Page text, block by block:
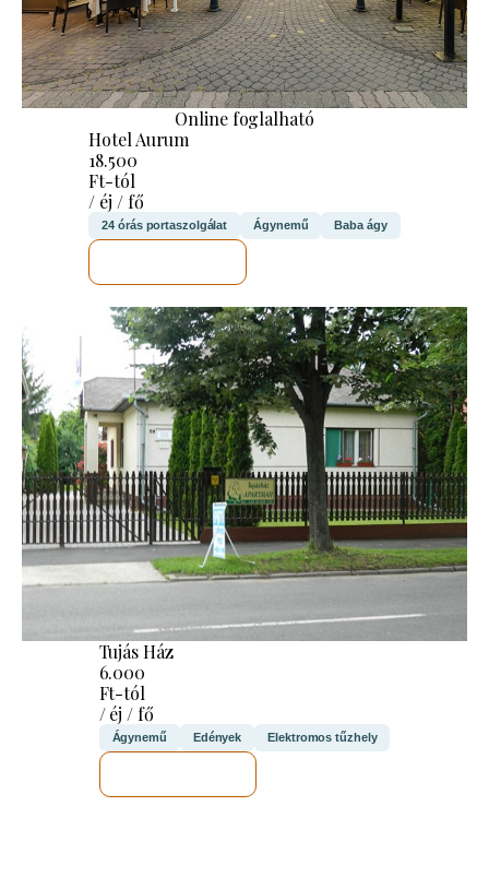
Online foglalható
Hotel Aurum
18.500
Ft-tól
/ éj / fő
24 órás portaszolgálat Ágynemű Baba ágy
Tujás Ház
6.000
Ft-tól
/ éj / fő
Ágynemű Edények Elektromos tűzhely